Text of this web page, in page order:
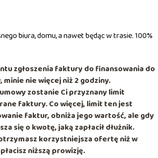
biura, domu, a nawet będąc w trasie. 100%
zgłoszenia faktury do finansowania do
nie więcej niż 2 godziny.
zostanie Ci przyznany limit
faktury. Co więcej, limit ten jest
faktur, obniża jego wartość, ale gdy
się o kwotę, jaką zapłacił dłużnik.
korzystniejsza ofertę niż w
niższą prowizję.